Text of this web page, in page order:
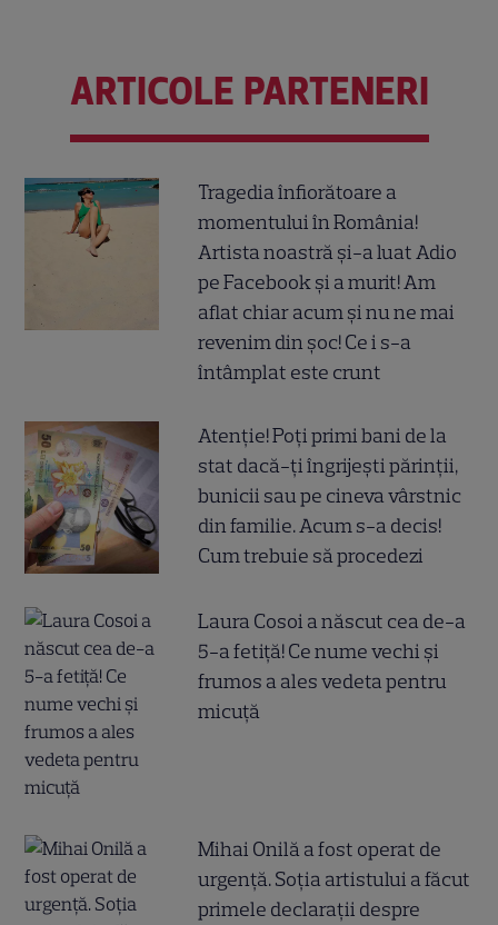
ARTICOLE PARTENERI
Tragedia înfiorătoare a
momentului în România!
Artista noastră și-a luat Adio
pe Facebook și a murit! Am
aflat chiar acum și nu ne mai
revenim din șoc! Ce i s-a
întâmplat este crunt
Atenție! Poți primi bani de la
stat dacă-ți îngrijești părinții,
bunicii sau pe cineva vârstnic
din familie. Acum s-a decis!
Cum trebuie să procedezi
Laura Cosoi a născut cea de-a
5-a fetiță! Ce nume vechi și
frumos a ales vedeta pentru
micuță
Mihai Onilă a fost operat de
urgență. Soția artistului a făcut
primele declarații despre